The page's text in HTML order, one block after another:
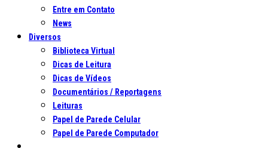
Entre em Contato
News
Diversos
Biblioteca Virtual
Dicas de Leitura
Dicas de Vídeos
Documentários / Reportagens
Leituras
Papel de Parede Celular
Papel de Parede Computador